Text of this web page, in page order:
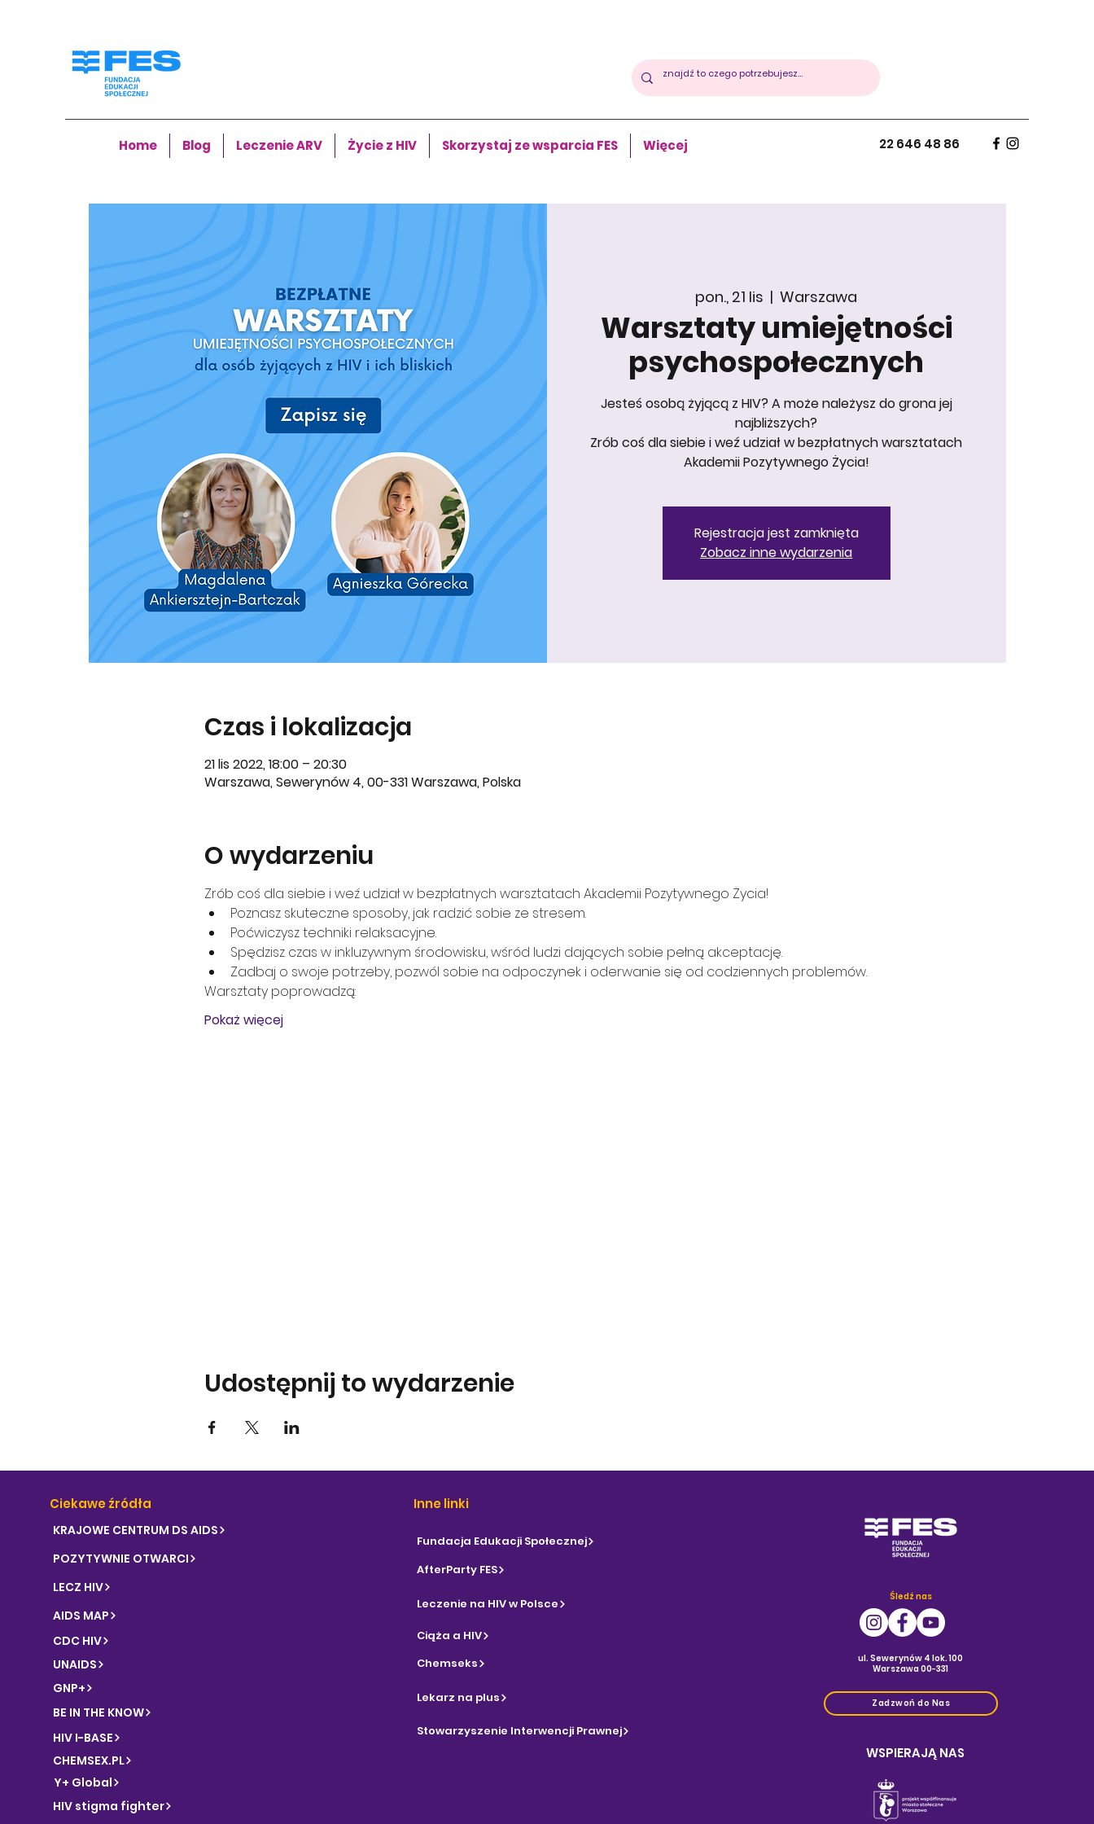
22 646 48 86
Home Blog Leczenie ARV Życie z HIV Skorzystaj ze wsparcia FES Więcej
pon., 21 lis
  |
Warszawa
Warsztaty umiejętności
psychospołecznych
Jesteś osobą żyjącą z HIV? A może należysz do grona jej
najbliższych?
Zrób coś dla siebie i weź udział w bezpłatnych warsztatach
Akademii Pozytywnego Życia!
Rejestracja jest zamknięta
Zobacz inne wydarzenia
Czas i lokalizacja
21 lis 2022, 18:00 – 20:30
Warszawa, Sewerynów 4, 00-331 Warszawa, Polska
O wydarzeniu
Zrób coś dla siebie i weź udział w bezpłatnych warsztatach Akademii Pozytywnego Życia!
Poznasz skuteczne sposoby, jak radzić sobie ze stresem.
Poćwiczysz techniki relaksacyjne.
Spędzisz czas w inkluzywnym środowisku, wśród ludzi dających sobie pełną akceptację.
Zadbaj o swoje potrzeby, pozwól sobie na odpoczynek i oderwanie się od codziennych problemów.
Warsztaty poprowadzą:
Pokaż więcej
Udostępnij to wydarzenie
Ciekawe źródła
KRAJOWE CENTRUM DS AIDS
POZYTYWNIE OTWARCI
LECZ HIV
AIDS MAP
CDC HIV
UNAIDS
GNP+
BE IN THE KNOW
HIV I-BASE
CHEMSEX.PL
Y+ Global
HIV stigma fighter
Inne linki
Fundacja Edukacji Społecznej
AfterParty FES
Leczenie na HIV w Polsce
Ciąża a HIV
Chemseks
Lekarz na plus
Stowarzyszenie Interwencji Prawnej
Śledź nas
ul. Sewerynów 4 lok. 100
Warszawa 00-331
Zadzwoń do Nas
WSPIERAJĄ NAS